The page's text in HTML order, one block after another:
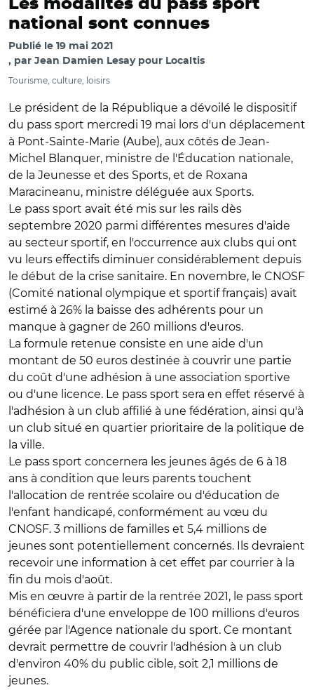
Les modalités du pass sport
national sont connues
Publié le 19 mai 2021
par Jean Damien Lesay pour Localtis
Tourisme, culture, loisirs
Le président de la République a dévoilé le dispositif
du pass sport mercredi 19 mai lors d'un déplacement
à Pont-Sainte-Marie (Aube), aux côtés de Jean-
Michel Blanquer, ministre de l'Éducation nationale,
de la Jeunesse et des Sports, et de Roxana
Maracineanu, ministre déléguée aux Sports.
Le pass sport avait été mis sur les rails dès
septembre 2020 parmi différentes mesures d'aide
au secteur sportif, en l'occurrence aux clubs qui ont
vu leurs effectifs diminuer considérablement depuis
le début de la crise sanitaire. En novembre, le CNOSF
(Comité national olympique et sportif français) avait
estimé à 26% la baisse des adhérents pour un
manque à gagner de 260 millions d'euros.
La formule retenue consiste en une aide d'un
montant de 50 euros destinée à couvrir une partie
du coût d'une adhésion à une association sportive
ou d'une licence. Le pass sport sera en effet réservé à
l'adhésion à un club affilié à une fédération, ainsi qu'à
un club situé en quartier prioritaire de la politique de
la ville.
Le pass sport concernera les jeunes âgés de 6 à 18
ans à condition que leurs parents touchent
l'allocation de rentrée scolaire ou d'éducation de
l'enfant handicapé, conformément au vœu du
CNOSF. 3 millions de familles et 5,4 millions de
jeunes sont potentiellement concernés. Ils devraient
recevoir une information à cet effet par courrier à la
fin du mois d'août.
Mis en œuvre à partir de la rentrée 2021, le pass sport
bénéficiera d'une enveloppe de 100 millions d'euros
gérée par l'Agence nationale du sport. Ce montant
devrait permettre de couvrir l'adhésion à un club
d'environ 40% du public cible, soit 2,1 millions de
jeunes.